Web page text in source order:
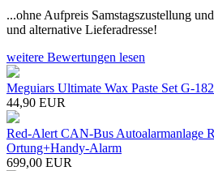
...ohne Aufpreis Samstagszustellung
und alternative Lieferadresse!
weitere Bewertungen lesen
Meguiars Ultimate Wax Paste Set G-
44,90 EUR
Red-Alert CAN-Bus Autoalarmanlage
Ortung+Handy-Alarm
699,00 EUR